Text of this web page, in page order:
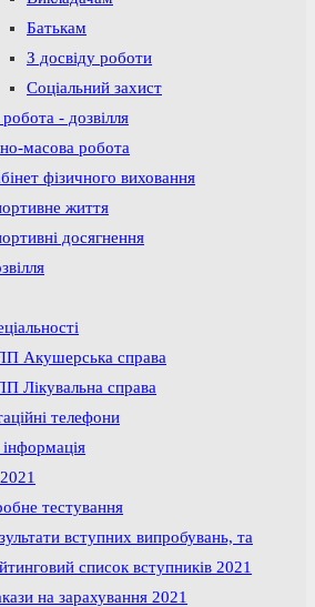
Батькам
З досвіду роботи
Соціальний захист
- дозвілля
масова робота
фізичного виховання
життя
досягнення
Акушерська справа
Лікувальна справа
телефони
тестування
вступних випробувань, та
список вступників 2021
на зарахування 2021